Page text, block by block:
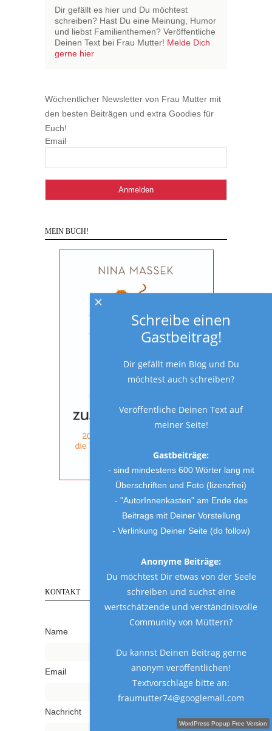
Dir gefällt es hier und Du möchtest
schreiben? Hast Du eine Meinung, Humor
und liebst Familienthemen? Veröffentliche
Deinen Text bei Frau Mutter! Melde Dich
gerne hier
Wöchentlicher Newsletter von Frau Mutter mit
den besten Beiträgen und extra Goodies für
Euch!
Email
MEIN BUCH!
KONTAKT
Name
Email
Nachricht
Schreibe einen Gastbeitrag!
Schreibe einen
Gastbeitrag!
Dir gefällt mein Blog und Du
möchtest auch schreiben?
Veröffentliche Deinen Text auf
meiner Seite!
Gastbeiträge:
- sind mindestens 600 Wörter lang mit
Überschriften und Foto (lizenzfrei)
- "AutorInnenkasten" am Ende des
Beitrags mit Deiner Vorstellung
- Verlinkung Deiner Seite (do follow)
Anonyme Beiträge:
Du möchtest Dir etwas von der Seele
schreiben und suchst eine
wertschätzende und verständnisvolle
Community von Müttern?
Du kannst Deinen Beitrag gerne
anonym veröffentlichen!
Textvorschläge bitte an:
fraumutter74@googlemail.com
×
WordPress Popup Free Version